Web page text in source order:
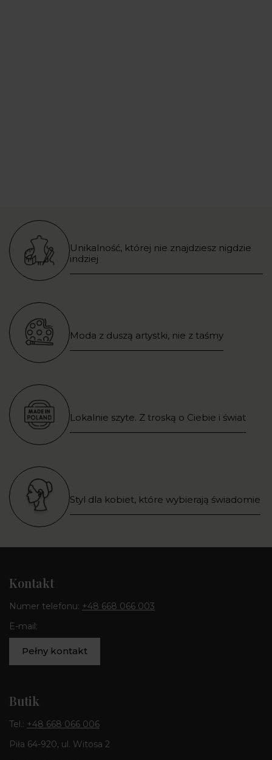
Unikalność, której nie znajdziesz nigdzie
indziej
Moda z duszą artystki, nie z taśmy
Lokalnie szyte. Z troską o Ciebie i świat
Styl dla kobiet, które wybierają świadomie
Kontakt
Numer telefonu: +48 668 066 003
E-mail:
Pełny kontakt
Butik
Tel.: +48 668 066 006
Piła 64-920, ul. Witosa 2